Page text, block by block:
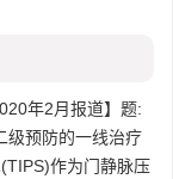
年2月报道】题:
级预防的一线治疗
作为门静脉压